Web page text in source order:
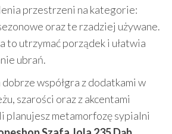
przestrzeni na kategorie:
oraz te rzadziej używane.
to utrzymać porządek i ułatwia
ubrań.
dobrze współgra z dodatkami w
szarości oraz z akcentami
planujesz metamorfozę sypialni